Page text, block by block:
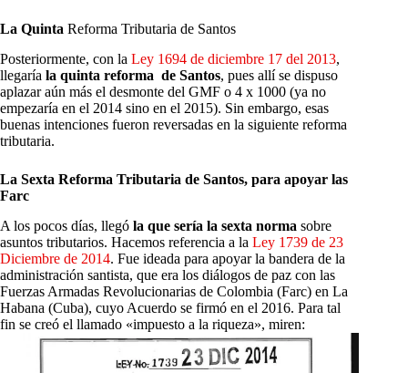
La Quinta Reforma Tributaria de Santos
Posteriormente, con la Ley 1694 de diciembre 17 del 2013,
llegaría la quinta reforma de Santos, pues allí se dispuso
aplazar aún más el desmonte del GMF o 4 x 1000 (ya no
empezaría en el 2014 sino en el 2015). Sin embargo, esas
buenas intenciones fueron reversadas en la siguiente reforma
tributaria.
La Sexta Reforma Tributaria de Santos, para apoyar las
Farc
A los pocos días, llegó la que sería la sexta norma sobre
asuntos tributarios. Hacemos referencia a la Ley 1739 de 23
Diciembre de 2014. Fue ideada para apoyar la bandera de la
administración santista, que era los diálogos de paz con las
Fuerzas Armadas Revolucionarias de Colombia (Farc) en La
Habana (Cuba), cuyo Acuerdo se firmó en el 2016. Para tal
fin se creó el llamado «impuesto a la riqueza», miren: